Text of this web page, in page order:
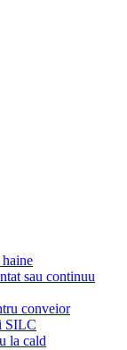
sau continuu
conveior
SILC
la cald